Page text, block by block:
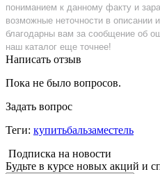
пониманием к данному факту и
возможные неточности в описании
благодарны вам за сообщение об
наш каталог еще точнее!
Написать отзыв
Пока не было вопросов.
Задать вопрос
Теги: купитьбальзаместель
Подписка на новости
Будьте в курсе новых акций и